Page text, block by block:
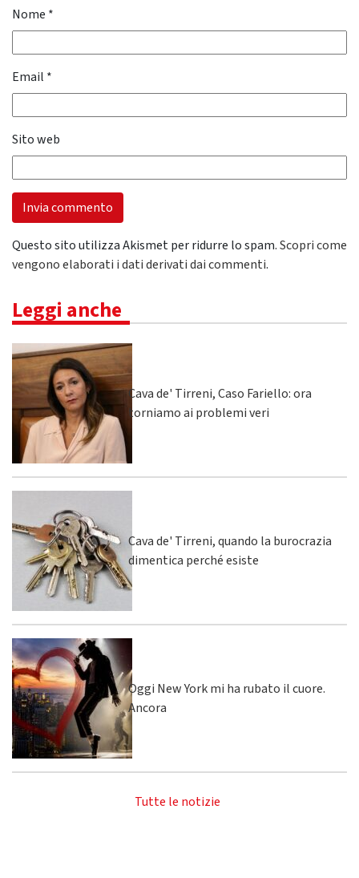
Nome *
Email *
Sito web
Questo sito utilizza Akismet per ridurre lo spam.Scopri come
vengono elaborati i dati derivati dai commenti.
Leggi anche
Cava de' Tirreni, Caso Fariello: ora
torniamo ai problemi veri
Cava de' Tirreni, quando la burocrazia
dimentica perché esiste
Oggi New York mi ha rubato il cuore.
Ancora
Tutte le notizie